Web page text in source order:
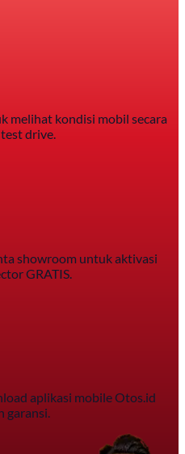
melihat kondisi mobil secara
drive.
showroom untuk aktivasi
GRATIS.
aplikasi mobile Otos.id
garansi.